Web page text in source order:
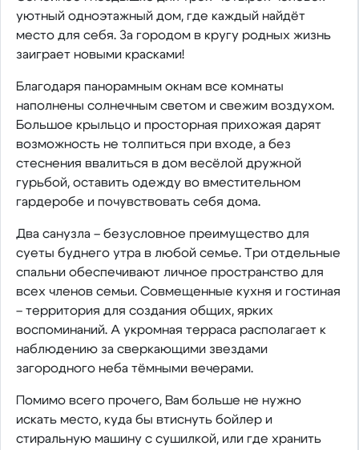
уютный одноэтажный дом, где каждый найдёт
место для себя. За городом в кругу родных жизнь
заиграет новыми красками!
Благодаря панорамным окнам все комнаты
наполнены солнечным светом и свежим воздухом.
Большое крыльцо и просторная прихожая дарят
возможность не толпиться при входе, а без
стеснения ввалиться в дом весёлой дружной
гурьбой, оставить одежду во вместительном
гардеробе и почувствовать себя дома.
Два санузла – безусловное преимущество для
суеты буднего утра в любой семье. Три отдельные
спальни обеспечивают личное пространство для
всех членов семьи. Совмещенные кухня и гостиная
– территория для создания общих, ярких
воспоминаний. А укромная терраса располагает к
наблюдению за сверкающими звездами
загородного неба тёмными вечерами.
Помимо всего прочего, Вам больше не нужно
искать место, куда бы втиснуть бойлер и
стиральную машину с сушилкой, или где хранить